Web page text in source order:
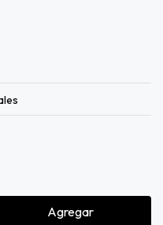
Agregar